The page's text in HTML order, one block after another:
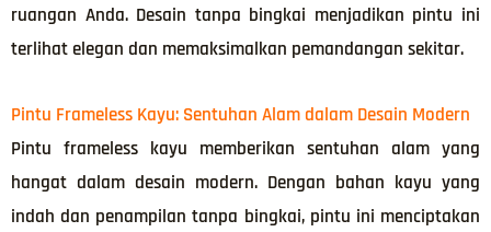
ruangan Anda. Desain tanpa bingkai menjadikan pintu ini
terlihat elegan dan memaksimalkan pemandangan sekitar.
Pintu Frameless Kayu: Sentuhan Alam dalam Desain Modern
Pintu frameless kayu memberikan sentuhan alam yang
hangat dalam desain modern. Dengan bahan kayu yang
indah dan penampilan tanpa bingkai, pintu ini menciptakan